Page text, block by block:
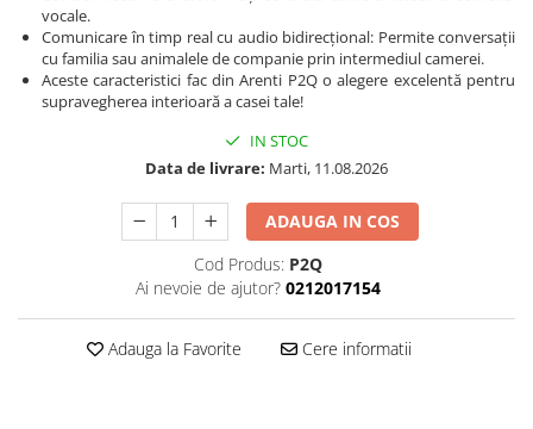
vocale.
Comunicare în timp real cu audio bidirecțional: Permite conversații
cu familia sau animalele de companie prin intermediul camerei.
Aceste caracteristici fac din Arenti P2Q o alegere excelentă pentru
supravegherea interioară a casei tale!
IN STOC
Data de livrare: Marti, 11.08.2026
ADAUGA IN COS
Cod Produs: P2Q
Ai nevoie de ajutor? 0212017154
Adauga la Favorite Cere informatii